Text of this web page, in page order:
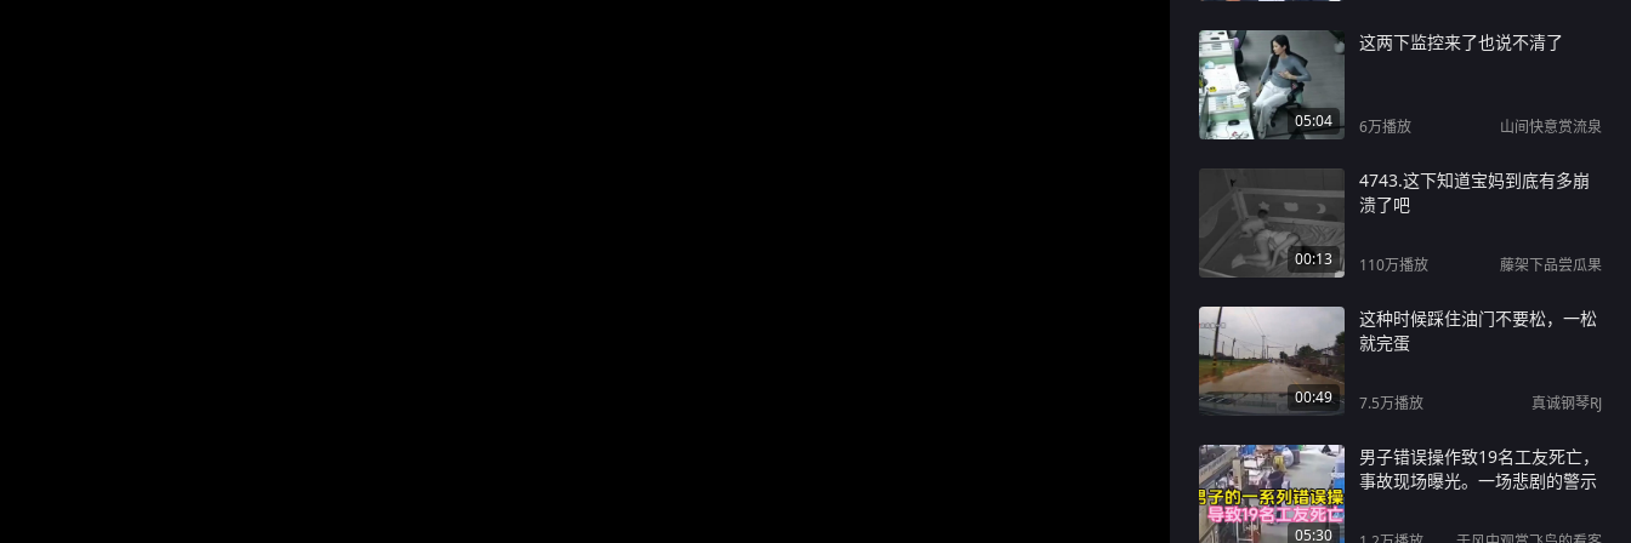
05:04
这两下监控来了也说不清了
6万播放 山间快意赏流泉
00:13
4743.这下知道宝妈到底有多崩
溃了吧
110万播放 藤架下品尝瓜果
00:49
这种时候踩住油门不要松，一松
就完蛋
7.5万播放 真诚钢琴RJ
05:30
男子错误操作致19名工友死亡，
事故现场曝光。一场悲剧的警示